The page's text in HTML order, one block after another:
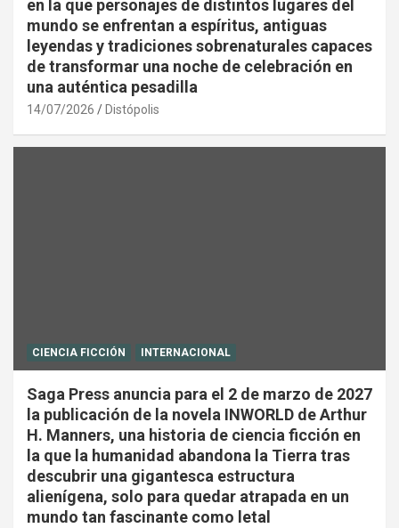
en la que personajes de distintos lugares del
mundo se enfrentan a espíritus, antiguas
leyendas y tradiciones sobrenaturales capaces
de transformar una noche de celebración en
una auténtica pesadilla
14/07/2026 Distópolis
CIENCIA FICCIÓN INTERNACIONAL
Saga Press anuncia para el 2 de marzo de 2027
la publicación de la novela INWORLD de Arthur
H. Manners, una historia de ciencia ficción en
la que la humanidad abandona la Tierra tras
descubrir una gigantesca estructura
alienígena, solo para quedar atrapada en un
mundo tan fascinante como letal